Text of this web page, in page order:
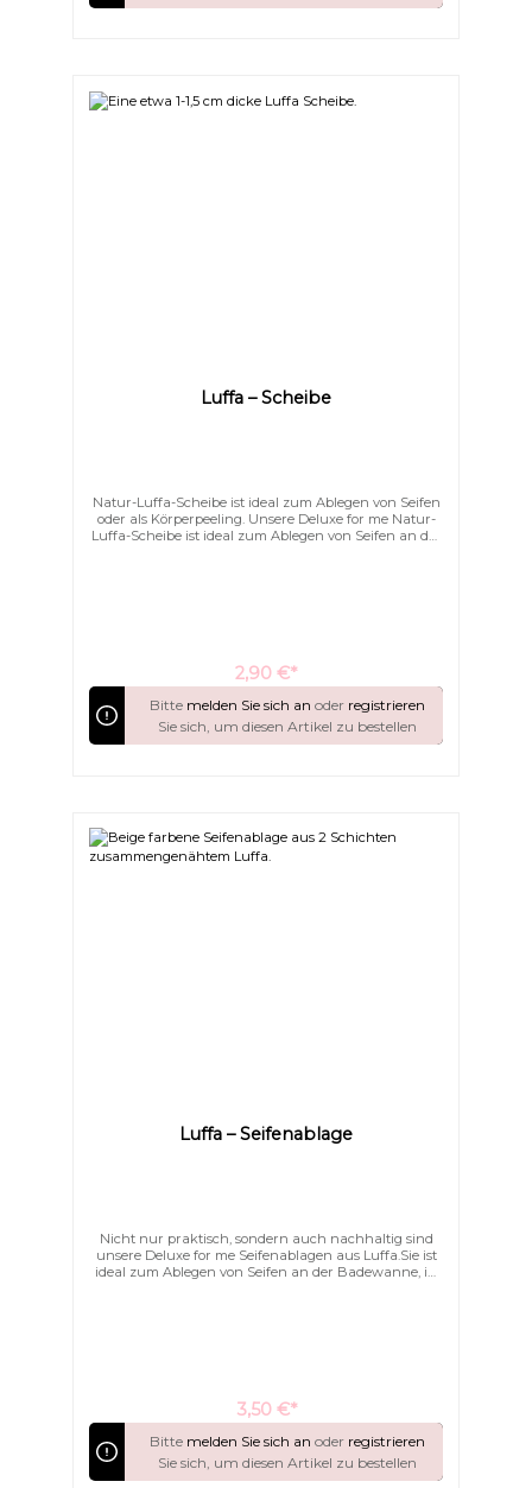
Luffa – Scheibe
Natur-Luffa-Scheibe ist ideal zum Ablegen von Seifen
oder als Körperpeeling. Unsere Deluxe for me Natur-
Luffa-Scheibe ist ideal zum Ablegen von Seifen an der
für normale Haut, Mischhaut und fettige Haut. Die
Luffa-Scheibe ist wieder verwendbar und kann in
einem Waschsäckchen bei 30° gewaschen werden.
2,90 €*
Bitte melden Sie sich an oder registrieren
Sie sich, um diesen Artikel zu bestellen
Luffa – Seifenablage
Nicht nur praktisch, sondern auch nachhaltig sind
unsere Deluxe for me Seifenablagen aus Luffa.Sie ist
ideal zum Ablegen von Seifen an der Badewanne, in
3,50 €*
Bitte melden Sie sich an oder registrieren
Sie sich, um diesen Artikel zu bestellen
Großer Cursor